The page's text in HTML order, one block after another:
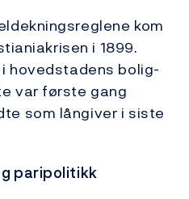
kom
i 1899.
hovedstadens bolig-
var første gang
som långiver i siste
paripolitikk